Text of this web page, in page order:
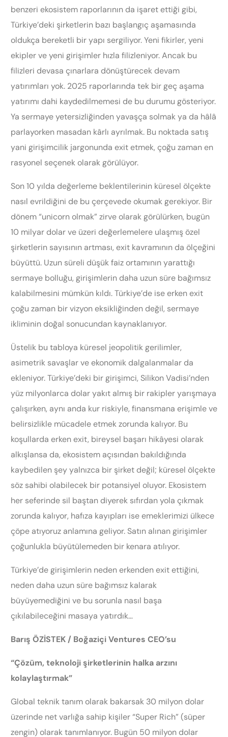
benzeri ekosistem raporlarının da işaret ettiği gibi,
Türkiye’deki şirketlerin bazı başlangıç aşamasında
oldukça bereketli bir yapı sergiliyor. Yeni fikirler, yeni
ekipler ve yeni girişimler hızla filizleniyor. Ancak bu
filizleri devasa çınarlara dönüştürecek devam
yatırımları yok. 2025 raporlarında tek bir geç aşama
yatırımı dahi kaydedilmemesi de bu durumu gösteriyor.
Ya sermaye yetersizliğinden yavaşça solmak ya da hâlâ
parlayorken masadan kârlı ayrılmak. Bu noktada satış
yani girişimcilik jargonunda exit etmek, çoğu zaman en
rasyonel seçenek olarak görülüyor.
Son 10 yılda değerleme beklentilerinin küresel ölçekte
nasıl evrildiğini de bu çerçevede okumak gerekiyor. Bir
dönem “unicorn olmak” zirve olarak görülürken, bugün
10 milyar dolar ve üzeri değerlemelere ulaşmış özel
şirketlerin sayısının artması, exit kavramının da ölçeğini
büyüttü. Uzun süreli düşük faiz ortamının yarattığı
sermaye bolluğu, girişimlerin daha uzun süre bağımsız
kalabilmesini mümkün kıldı. Türkiye’de ise erken exit
çoğu zaman bir vizyon eksikliğinden değil, sermaye
ikliminin doğal sonucundan kaynaklanıyor.
Üstelik bu tabloya küresel jeopolitik gerilimler,
asimetrik savaşlar ve ekonomik dalgalanmalar da
ekleniyor. Türkiye’deki bir girişimci, Silikon Vadisi’nden
yüz milyonlarca dolar yakıt almış bir rakipler yarışmaya
çalışırken, aynı anda kur riskiyle, finansmana erişimle ve
belirsizlikle mücadele etmek zorunda kalıyor. Bu
koşullarda erken exit, bireysel başarı hikâyesi olarak
alkışlansa da, ekosistem açısından bakıldığında
kaybedilen şey yalnızca bir şirket değil; küresel ölçekte
söz sahibi olabilecek bir potansiyel oluyor. Ekosistem
her seferinde sil baştan diyerek sıfırdan yola çıkmak
zorunda kalıyor, hafıza kayıpları ise emeklerimizi ülkece
çöpe atıyoruz anlamına geliyor. Satın alınan girişimler
çoğunlukla büyütülemeden bir kenara atılıyor.
Türkiye’de girişimlerin neden erkenden exit ettiğini,
neden daha uzun süre bağımsız kalarak
büyüyemediğini ve bu sorunla nasıl başa
çıkılabileceğini masaya yatırdık…
Barış ÖZİSTEK / Boğaziçi Ventures CEO’su
“Çözüm, teknoloji şirketlerinin halka arzını
kolaylaştırmak”
Global teknik tanım olarak bakarsak 30 milyon dolar
üzerinde net varlığa sahip kişiler “Super Rich” (süper
zengin) olarak tanımlanıyor. Bugün 50 milyon dolar